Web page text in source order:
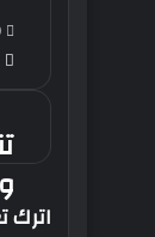
اترك